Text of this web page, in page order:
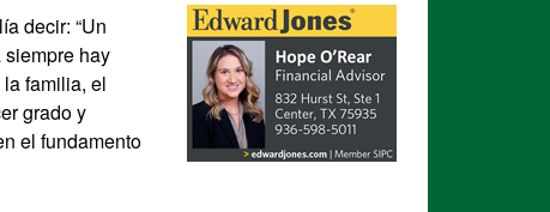
decir: “Un
hay
familia, el
grado y
el fundamento